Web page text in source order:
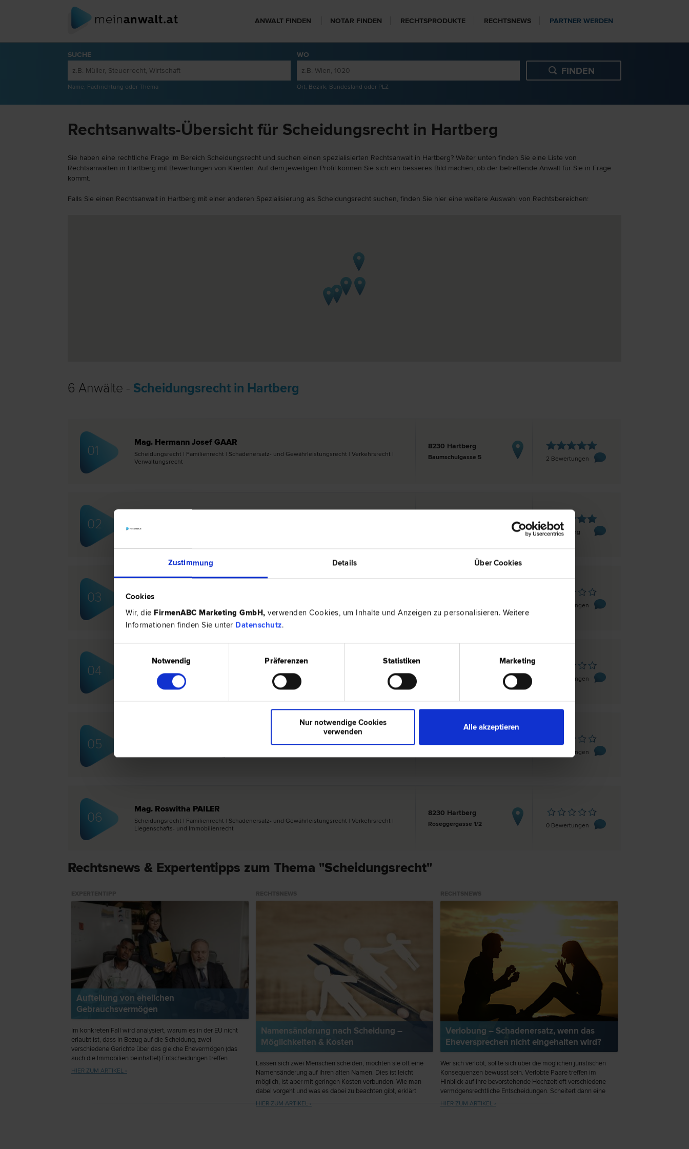
Zustimmung Details Über Cookies
Cookies
Wir, die FirmenABC Marketing GmbH, verwenden Cookies, um Inhalte und Anzeigen zu personalisieren. Weitere
Informationen finden Sie unter Datenschutz.
Notwendig
Präferenzen Statistiken Marketing
Nur notwendige Cookies
verwenden
Alle akzeptieren
ANWALT FINDEN NOTAR FINDEN RECHTSPRODUKTE RECHTSNEWS PARTNER WERDEN
SUCHE
Name, Fachrichtung oder Thema
WO
Ort, Bezirk, Bundesland oder PLZ
Rechtsanwalts-Übersicht für Scheidungsrecht in Hartberg
Sie haben eine rechtliche Frage im Bereich Scheidungsrecht und suchen einen spezialisierten Rechtsanwalt in Hartberg? Weiter unten finden Sie eine Liste von
Rechtsanwälten in Hartberg mit Bewertungen von Klienten. Auf dem jeweiligen Profil können Sie sich ein besseres Bild machen, ob der betreffende Anwalt für Sie in Frage
kommt.
Falls Sie einen Rechtsanwalt in Hartberg mit einer anderen Spezialisierung als Scheidungsrecht suchen, finden Sie hier eine weitere Auswahl von Rechtsbereichen:
6 Anwälte - Scheidungsrecht in Hartberg
01
Mag. Hermann Josef GAAR
Scheidungs­recht | Familien­recht | Schadenersatz- und Gewährleistungs­recht | Verkehrs­recht |
Verwaltungs­recht
8230 Hartberg
Baumschulgasse 5 2 Bewertungen
02
Verkehrs­recht | Verwaltungsstraf­recht | Familien­recht | Schadenersatz- und Gewährleistungs­
1 Bewertung
03 Scheidungs­recht | Familien­recht | Straf­recht | Verkehrs­recht | Verwaltungs­recht
0 Bewertungen
04
Kulac & Partner Rechtsanwälte
Schadenersatz- und Gewährleistungs­recht | Familien­recht | Scheidungs­recht | Verkehrs­recht |
Arbeits­recht | Liegenschafts- und Immobilien­recht | Inkasso- und Exekutions­recht | Bau­recht
0 Bewertungen
05
Insolvenz­recht | Inkasso- und Exekutions­recht | Verkehrs­recht | Liegenschafts- und Immobilien­
recht | Familien­recht | Scheidungs­recht
0 Bewertungen
06
Mag. Roswitha PAILER
Scheidungs­recht | Familien­recht | Schadenersatz- und Gewährleistungs­recht | Verkehrs­recht |
Liegenschafts- und Immobilien­recht
8230 Hartberg
Roseggergasse 1/2 0 Bewertungen
Rechtsnews & Expertentipps zum Thema "Scheidungsrecht"
Aufteilung von ehelichen
Gebrauchsvermögen
Im konkreten Fall wird analysiert, warum es in der EU nicht
erlaubt ist, dass in Bezug auf die Scheidung, zwei
verschiedene Gerichte über das gleiche Ehevermögen (das
auch die Immobilien beinhaltet) Entscheidungen treffen.
HIER ZUM ARTIKEL ›
Namensänderung nach Scheidung –
Möglichkeiten & Kosten
Lassen sich zwei Menschen scheiden, möchten sie oft eine
Namensänderung auf ihren alten Namen. Dies ist leicht
möglich, ist aber mit geringen Kosten verbunden. Wie man
dabei vorgeht und was es dabei zu beachten gibt, erklärt
dieser Artikel.
HIER ZUM ARTIKEL ›
Verlobung – Schadenersatz, wenn das
Eheversprechen nicht eingehalten wird?
Wer sich verlobt, sollte sich über die möglichen juristischen
Konsequenzen bewusst sein. Verlobte Paare treffen im
Hinblick auf ihre bevorstehende Hochzeit oft verschiedene
vermögensrechtliche Entscheidungen. Scheitert dann eine
Verlobung, kann dies Schadensersatzforderungen nach sich
ziehen.
HIER ZUM ARTIKEL ›